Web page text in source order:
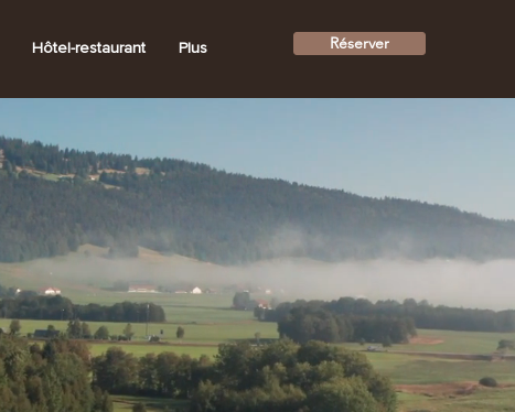
Hôtel-restaurant Plus Réserver